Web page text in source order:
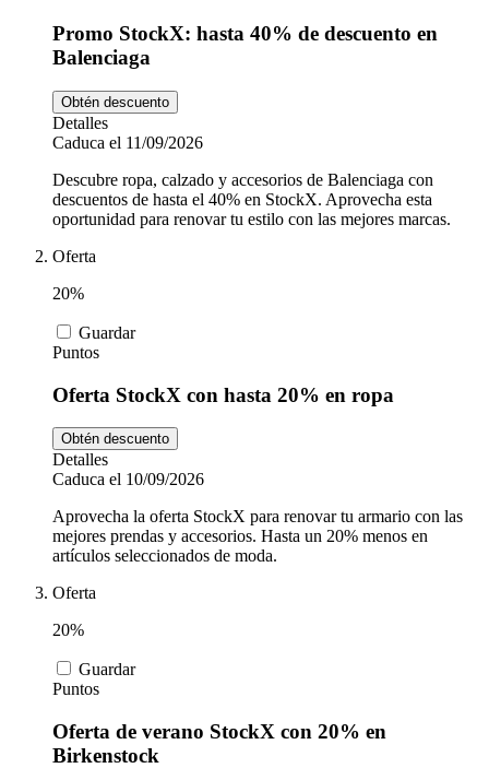
adidas
Vueling
El Corte
Inglés
Farmacia
Animales
Promo StockX: hasta 40% de descuento en
Balenciaga
Obtén descuento
Detalles
Caduca el 11/09/2026
Descubre ropa, calzado y accesorios de Balenciaga con
descuentos de hasta el 40% en StockX. Aprovecha esta
oportunidad para renovar tu estilo con las mejores marcas.
Oferta
20%
Guardar
Puntos
Oferta StockX con hasta 20% en ropa
Obtén descuento
Detalles
Caduca el 10/09/2026
Aprovecha la oferta StockX para renovar tu armario con las
mejores prendas y accesorios. Hasta un 20% menos en
artículos seleccionados de moda.
Oferta
20%
Guardar
Puntos
Oferta de verano StockX con 20% en
Birkenstock